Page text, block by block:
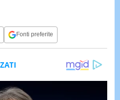
Fonti preferite